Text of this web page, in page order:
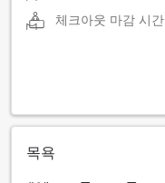
체크아웃 마감 시간
목욕